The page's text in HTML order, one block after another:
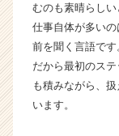
むのも素晴らしい
仕事自体が多い
前を聞く言語です
だから最初のス
も積みながら、
います。